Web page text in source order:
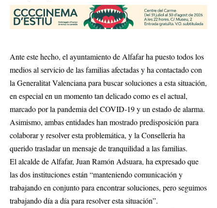
Ante este hecho, el ayuntamiento de Alfafar ha puesto todos los
medios al servicio de las familias afectadas y ha contactado con
la Generalitat Valenciana para buscar soluciones a esta situación,
en especial en un momento tan delicado como es el actual,
marcado por la pandemia del COVID-19 y un estado de alarma.
Asimismo, ambas entidades han mostrado predisposición para
colaborar y resolver esta problemática, y la Conselleria ha
querido trasladar un mensaje de tranquilidad a las familias.
El alcalde de Alfafar, Juan Ramón Adsuara, ha expresado que
las dos instituciones están “manteniendo comunicación y
trabajando en conjunto para encontrar soluciones, pero seguimos
trabajando día a día para resolver esta situación”.